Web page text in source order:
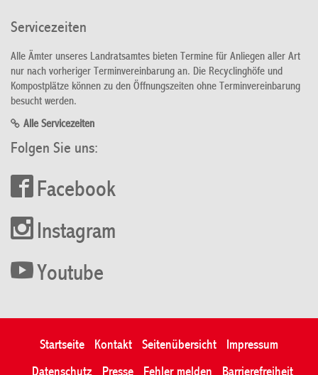
Servicezeiten
Alle Ämter unseres Landratsamtes bieten Termine für Anliegen aller Art
nur nach vorheriger Terminvereinbarung an. Die Recyclinghöfe und
Kompostplätze können zu den Öffnungszeiten ohne Terminvereinbarung
besucht werden.
Alle Servicezeiten
Folgen Sie uns:
Facebook
Instagram
Youtube
Startseite Kontakt Seitenübersicht
Impressum